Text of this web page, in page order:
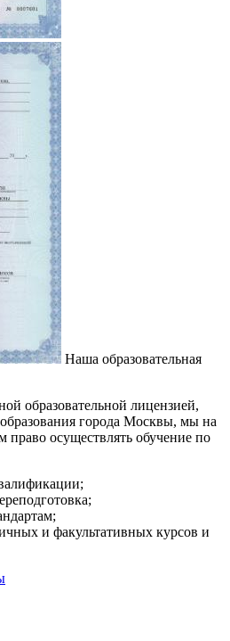
Наша образовательная
образовательной лицензией,
города Москвы, мы на
право осуществлять обучение по
и факультативных курсов и